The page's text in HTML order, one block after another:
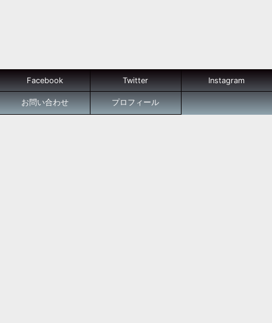
Facebook Twitter Instagram
お問い合わせ プロフィール